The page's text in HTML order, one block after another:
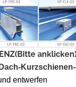
entwerfen